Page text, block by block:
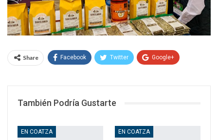
Share Facebook Twitter Google+
También Podría Gustarte
EN COATZA EN COATZA